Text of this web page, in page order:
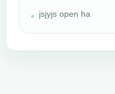
jsjyjs open ha